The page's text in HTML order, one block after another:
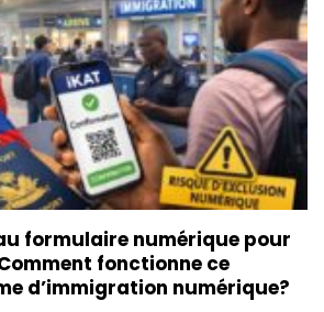
formulaire numérique pour
fonctionne ce
d’immigration numérique?